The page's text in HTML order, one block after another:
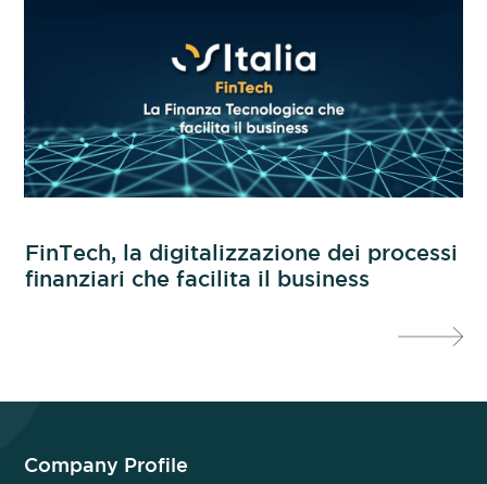
FinTech, la digitalizzazione dei processi
finanziari che facilita il business
Company Profile